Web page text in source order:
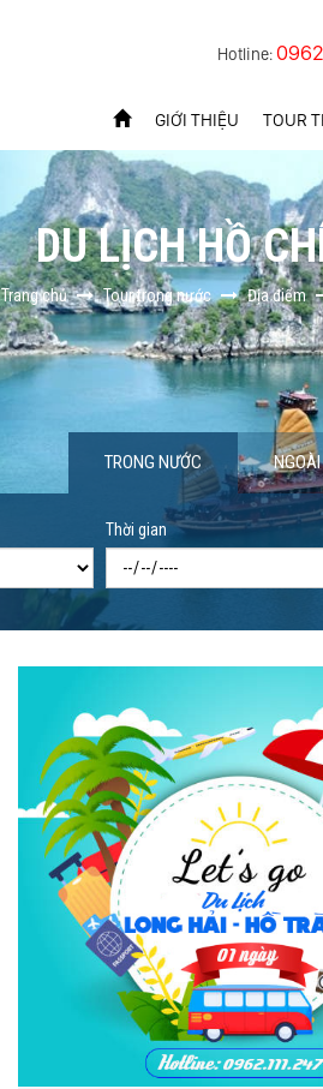
Hotline:
GIỚI THIỆU TOUR
DU LỊCH HỒ
Trang chủ Tour trong nước Địa điểm
TRONG NƯỚC
Thời gian